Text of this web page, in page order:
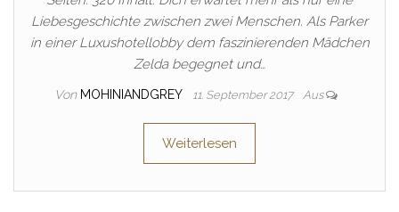
Liebesgeschichte zwischen zwei Menschen. Als Parker
in einer Luxushotellobby dem faszinierenden Mädchen
Zelda begegnet und…
Von MOHINIANDGREY 11. September 2017 Aus
Weiterlesen